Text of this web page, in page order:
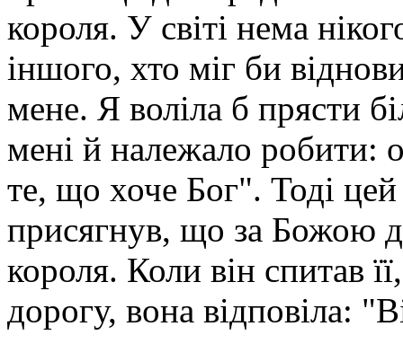
короля. У світі нема
іншого, хто міг би
мене. Я воліла б прясти
мені й належало робити:
те, що хоче Бог". Тоді
присягнув, що за Божою
короля. Коли він спитав
дорогу, вона відповіла: